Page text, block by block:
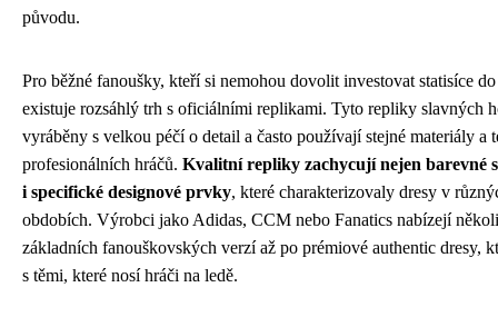
původu.
Pro běžné fanoušky, kteří si nemohou dovolit investovat statisíce
existuje rozsáhlý trh s oficiálními replikami. Tyto repliky slavných
vyráběny s velkou péčí o detail a často používají stejné materiály a
profesionálních hráčů. Kvalitní repliky zachycují nejen barevné
i specifické designové prvky, které charakterizovaly dresy v
obdobích. Výrobci jako Adidas, CCM nebo Fanatics nabízejí
základních fanouškovských verzí až po prémiové authentic dresy,
s těmi, které nosí hráči na ledě.